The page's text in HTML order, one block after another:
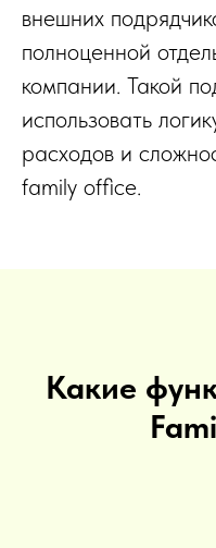
внешних
полноценной
компании. Такой
использовать
расходов и
family office.
Какие